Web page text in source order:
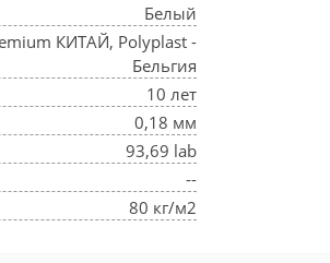
Белый
КИТАЙ, Polyplast -
Бельгия
10 лет
0,18 мм
93,69 lab
--
80 кг/м2